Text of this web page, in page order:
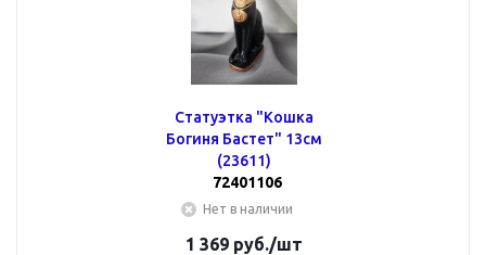
Статуэтка "Кошка
Богиня Бастет" 13см
(23611)
72401106
Нет в наличии
1 369руб./шт